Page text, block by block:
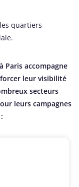
quartiers
Paris accompagne
leur visibilité
secteurs
leurs campagnes